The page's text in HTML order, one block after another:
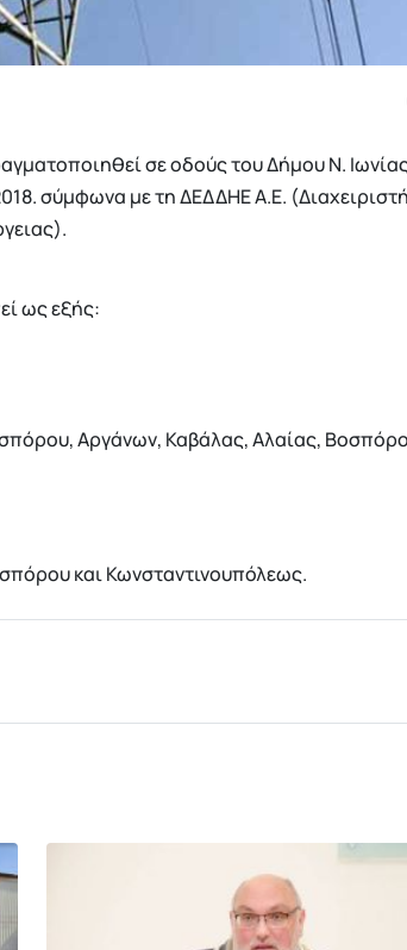
σε οδούς του Δήμου Ν.
σύμφωνα με τη ΔΕΔΔΗΕ Α.Ε.
ως εξής:
Αργάνων, Καβάλας, Αλαίας,
και Κωνσταντινουπόλεως.